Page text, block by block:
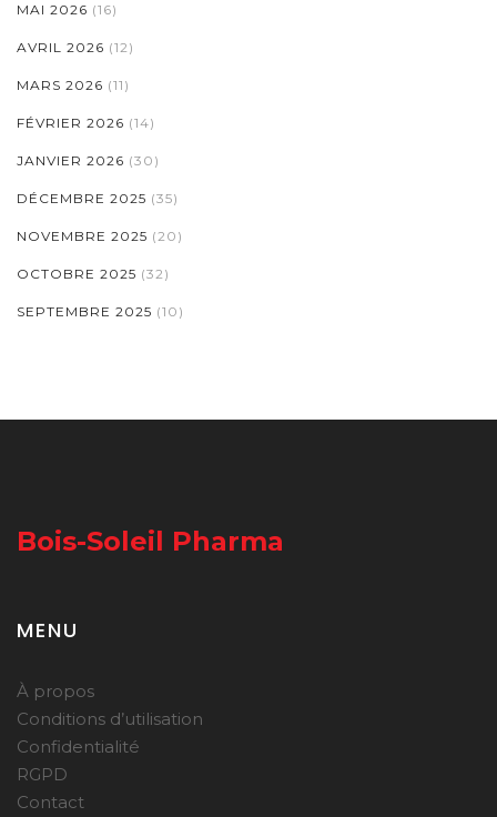
MAI 2026 (16)
AVRIL 2026 (12)
MARS 2026 (11)
FÉVRIER 2026 (14)
JANVIER 2026 (30)
DÉCEMBRE 2025 (35)
NOVEMBRE 2025 (20)
OCTOBRE 2025 (32)
SEPTEMBRE 2025 (10)
Bois-Soleil Pharma
MENU
À propos
Conditions d’utilisation
Confidentialité
RGPD
Contact